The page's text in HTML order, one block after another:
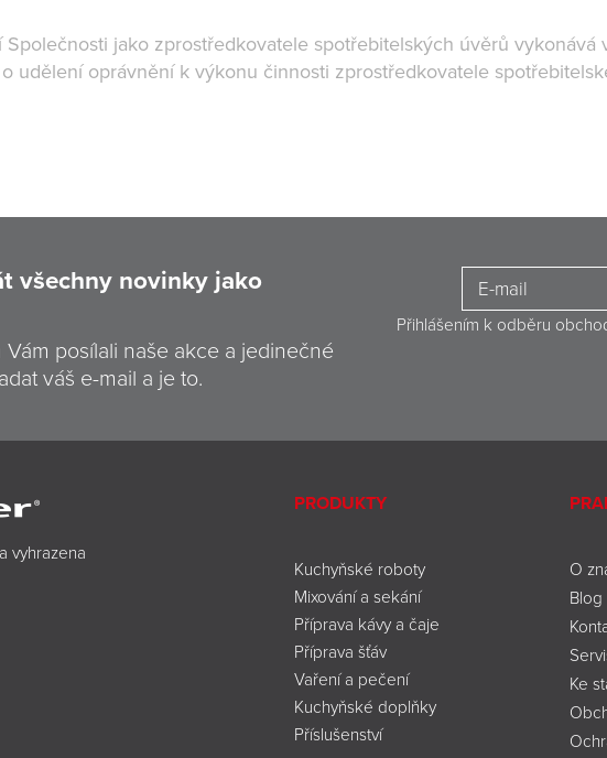
jako zprostředkovatele spotřebitelských úvěrů
udělení oprávnění k výkonu činnosti zprostředkovatele
všechny novinky jako
Vám posílali naše akce a jedinečné
váš e-mail a je to.
Přihlášením k odběru
vyhrazena
PRODUKTY
Kuchyňské roboty
Mixování a sekání
Příprava kávy a čaje
Příprava šťáv
Vaření a pečení
Kuchyňské doplňky
Příslušenství
O
Blog
Ke